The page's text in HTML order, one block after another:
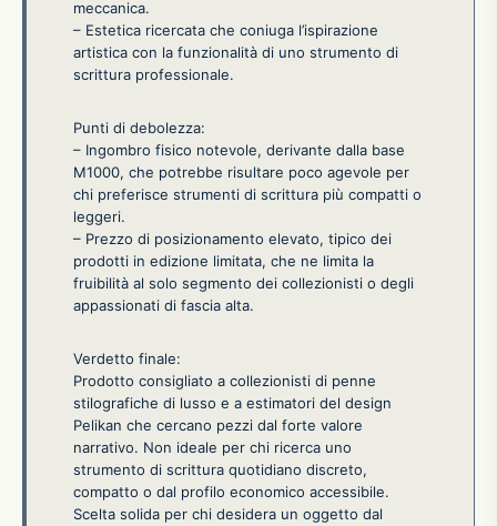
meccanica.
– Estetica ricercata che coniuga l’ispirazione
artistica con la funzionalità di uno strumento di
scrittura professionale.
Punti di debolezza:
– Ingombro fisico notevole, derivante dalla base
M1000, che potrebbe risultare poco agevole per
chi preferisce strumenti di scrittura più compatti o
leggeri.
– Prezzo di posizionamento elevato, tipico dei
prodotti in edizione limitata, che ne limita la
fruibilità al solo segmento dei collezionisti o degli
appassionati di fascia alta.
Verdetto finale:
Prodotto consigliato a collezionisti di penne
stilografiche di lusso e a estimatori del design
Pelikan che cercano pezzi dal forte valore
narrativo. Non ideale per chi ricerca uno
strumento di scrittura quotidiano discreto,
compatto o dal profilo economico accessibile.
Scelta solida per chi desidera un oggetto dal